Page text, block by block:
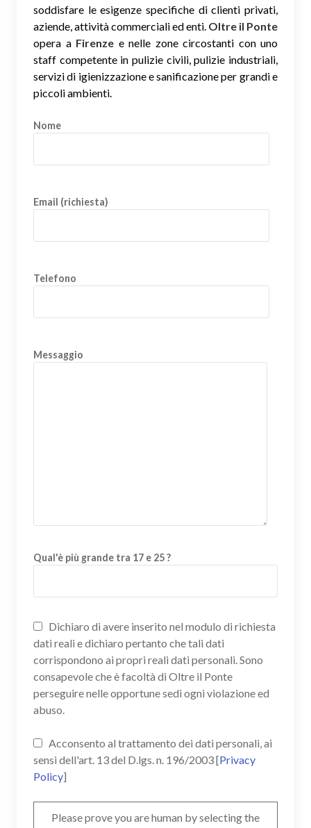
soddisfare le esigenze specifiche di clienti privati,
aziende, attività commerciali ed enti. Oltre il Ponte
opera a Firenze e nelle zone circostanti con uno
staff competente in pulizie civili, pulizie industriali,
servizi di igienizzazione e sanificazione per grandi e
piccoli ambienti.
Nome
Email (richiesta)
Telefono
Messaggio
Qual'è più grande tra 17 e 25 ?
Dichiaro di avere inserito nel modulo di richiesta
dati reali e dichiaro pertanto che tali dati
corrispondono ai propri reali dati personali. Sono
consapevole che è facoltà di Oltre il Ponte
perseguire nelle opportune sedi ogni violazione ed
abuso.
Acconsento al trattamento dei dati personali, ai
sensi dell'art. 13 del D.lgs. n. 196/2003 [Privacy
Policy]
Please prove you are human by selecting the